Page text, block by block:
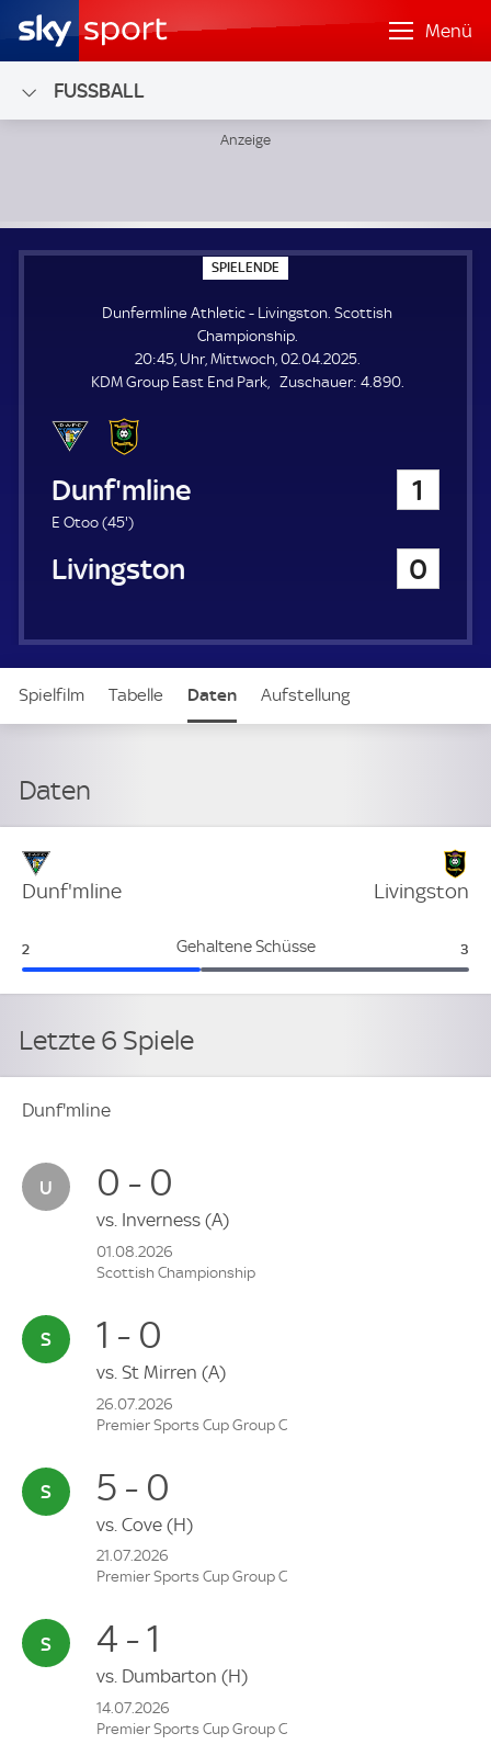
Menü
FUSSBALL
SPIELENDE
P
E
L
E
N
D
E
Dunfermline Athletic - Livingston. Scottish
Championship.
20:45, Uhr, Mittwoch, 02.04.2025.
KDM Group East End Park
Zuschauer: Z
4.890.
Dunfermline Athletic 1
E Otoo (45'4
.
e
)
Livingston 0
Spielfilm Tabelle Daten Aufstellung
Daten
Dunf'mline Livingston
Gehaltene Schüsse
Dunf'mline:
2 3
Letzte 6 Spiele
Dunf'mline
0 - 0
vs. Inverness (A)
01.08.2026
Scottish Championship
1 - 0
vs. St Mirren (A)
26.07.2026
Premier Sports Cup Group C
5 - 0
vs. Cove (H)
21.07.2026
Premier Sports Cup Group C
4 - 1
vs. Dumbarton (H)
14.07.2026
Premier Sports Cup Group C